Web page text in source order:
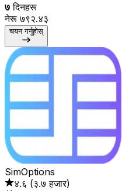
७ दिनहरू
नेरू ७९२.४३
चयन गर्नुहोस्
SimOptions
४.६ (३.७ हजार)